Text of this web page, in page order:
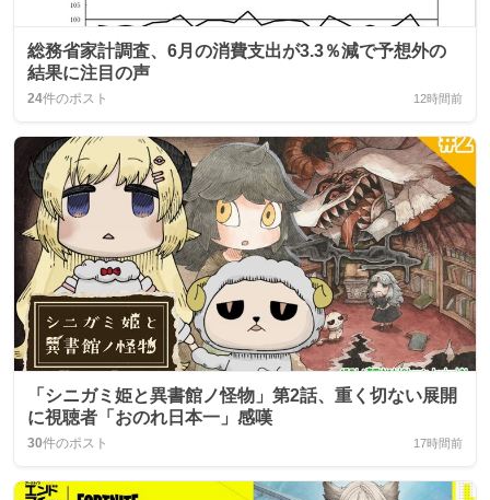
総務省家計調査、6月の消費支出が3.3％減で予想外の
結果に注目の声
24件のポスト 12時間前
「シニガミ姫と異書館ノ怪物」第2話、重く切ない展開
に視聴者「おのれ日本一」感嘆
30件のポスト 17時間前